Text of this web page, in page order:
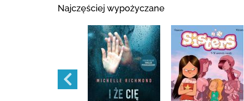
Najczęściej wypożyczane